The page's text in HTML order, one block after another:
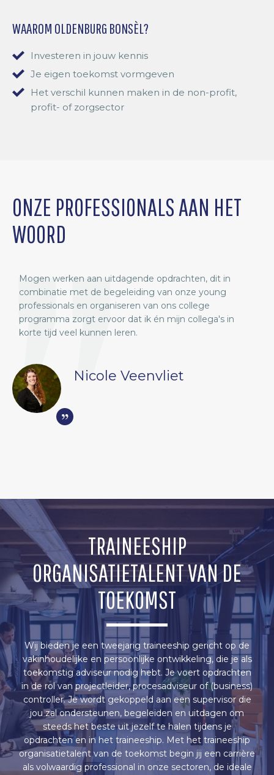
WAAROM OLDENBURG BONSÈL?
Investeren in jouw kennis
Je eigen toekomst vormgeven
Het verschil kunnen maken in de non-profit,
profit- of zorgsector
ONZE PROFESSIONALS AAN HET
WOORD
Mogen werken aan uitdagende opdrachten, dit in
combinatie met de begeleiding van onze young
professionals en organiseren van ons college
programma zorgt ervoor dat ik én mijn collega's in
korte tijd veel kunnen leren.
Nicole Veenvliet
TRAINEESHIP
ORGANISATIETALENT VAN DE
TOEKOMST
Wij bieden je een tweejarig traineeship gericht op de
vakinhoudelijke en persoonlijke ontwikkeling, die je als
toekomstig adviseur nodig hebt. Je voert opdrachten
in de rol van projectleider, procesadviseur of (business)
controller. Je wordt gekoppeld aan een supervisor die
jou zal ondersteunen, begeleiden en uitdagen om
steeds het beste uit jezelf te halen tijdens je
opdrachten en in het traineeship. Met het traineeship
organisatietalent van de toekomst begin jij een carrière
als volwaardig professional in onze sectoren, de ideale